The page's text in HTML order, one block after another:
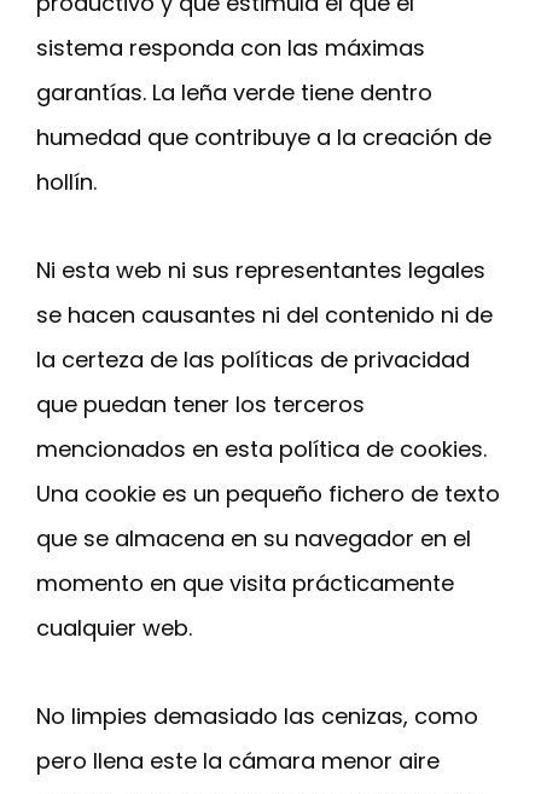
sistema responda con las máximas
garantías. La leña verde tiene dentro
humedad que contribuye a la creación de
hollín.
Ni esta web ni sus representantes legales
se hacen causantes ni del contenido ni de
la certeza de las políticas de privacidad
que puedan tener los terceros
mencionados en esta política de cookies.
Una cookie es un pequeño fichero de texto
que se almacena en su navegador en el
momento en que visita prácticamente
cualquier web.
No limpies demasiado las cenizas, como
pero llena este la cámara menor aire